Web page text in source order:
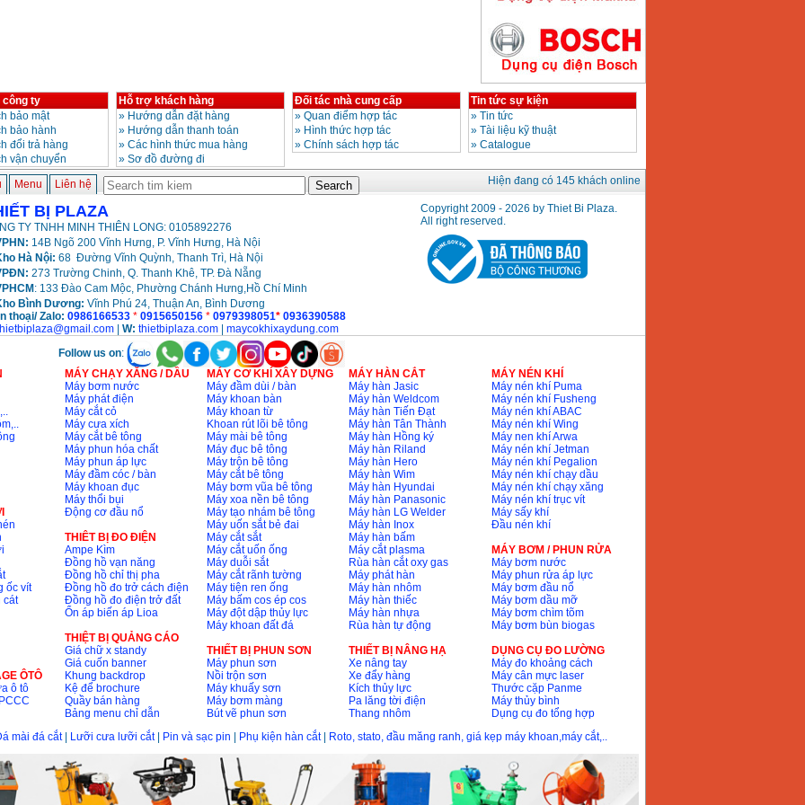
Máy hàn que điện tử
Hồng ký HK200E
Giá
Máy hàn que điện tử
Hồng Ký HK200N
Máy bơm nước
Koshin SEV 50X
công ty
bảo mật
bảo hành
đổi trả hàng
vận chuyển
Hỗ trợ khách hàng
» Hướng dẫn đặt hàng
» Hướng dẫn thanh toán
» Các hình thức mua hàng
» Sơ đồ đường đi
Đối tác nhà cung cấp
» Quan điểm hợp tác
» Hình thức hợp tác
» Chính sách hợp tác
Tin tức sự kiện
» Tin tức
» Tài liệu kỹ thuật
» Catalogue
Menu Liên hệ Hiện đang có 145 khách online
BỊ PLAZA
TY TNHH MINH THIÊN LONG: 0105892276
14B Ngõ 200 Vĩnh Hưng, P. Vĩnh Hưng, Hà Nội
Hà Nội: 68 Đường Vĩnh Quỳnh, Thanh Trì, Hà Nội
273 Trường Chinh, Q. Thanh Khê, TP. Đà Nẵng
: 133 Đào Cam Mộc, Phường Chánh Hưng,Hồ Chí Minh
Bình Dương: Vĩnh Phú 24, Thuận An, Bình Dương
thoại/ Zalo: 0986166533 * 0915650156* 0979398051* 0936390588
| W: thietbiplaza.com| maycokhixaydung.com
Copyright 2009 - 2026 by Thiet Bi Plaza.
All right reserved.
Follow us on:
ốc vít
cát
ÔTÔ
ô tô
MÁY CHẠY XĂNG / DẦU
Máy bơm nước
Máy phát điện
Máy cắt cỏ
Máy cưa xích
Máy cắt bê tông
Máy phun hóa chất
Máy phun áp lực
Máy đầm cóc / bàn
Máy khoan đục
Máy thổi bụi
Động cơ đầu nổ
THIÊT BỊ ĐO ĐIỆN
Ampe Kìm
Đồng hồ vạn năng
Đồng hồ chỉ thị pha
Đồng hồ đo trở cách điện
Đồng hồ đo điện trở đất
Ổn áp biến áp Lioa
THIỆT BỊ QUẢNG CÁO
Giá chữ x standy
Giá cuốn banner
Khung backdrop
Kệ để brochure
Quầy bán hàng
Bảng menu chỉ dẫn
MÁY CƠ KHÍ XÂY DỰNG
Máy đầm dùi / bàn
Máy khoan bàn
Máy khoan từ
Khoan rút lõi bê tông
Máy mài bê tông
Máy đục bê tông
Máy trộn bê tông
Máy cắt bê tông
Máy bơm vũa bê tông
Máy xoa nền bê tông
Máy tạo nhám bê tông
Máy uốn sắt bẻ đai
Máy cắt sắt
Máy cắt uốn ống
Máy duỗi sắt
Máy cắt rãnh tường
Máy tiện ren ống
Máy bấm cos ép cos
Máy đột dập thủy lực
Máy khoan đất đá
THIẾT BỊ PHUN SƠN
Máy phun sơn
Nồi trộn sơn
Máy khuấy sơn
Máy bơm màng
Bút vẽ phun sơn
MÁY HÀN CẮT
Máy hàn Jasic
Máy hàn Weldcom
Máy hàn Tiến Đạt
Máy hàn Tân Thành
Máy hàn Hồng ký
Máy hàn Riland
Máy hàn Hero
Máy hàn Wim
Máy hàn Hyundai
Máy hàn Panasonic
Máy hàn LG Welder
Máy hàn Inox
Máy hàn bấm
Máy cắt plasma
Rùa hàn cắt oxy gas
Máy phát hàn
Máy hàn nhôm
Máy hàn thiếc
Máy hàn nhựa
Rùa hàn tự động
THIẾT BỊ NÂNG HẠ
Xe nâng tay
Xe đẩy hàng
Kích thủy lực
Pa lăng tời điện
Thang nhôm
MÁY NÉN KHÍ
Máy nén khí Puma
Máy nén khí Fusheng
Máy nén khí ABAC
Máy nén khí Wing
Máy nen khí Arwa
Máy nén khí Jetman
Máy nén khí Pegalion
Máy nén khí chạy dầu
Máy nén khí chạy xăng
Máy nén khí trục vít
Máy sấy khí
Đầu nén khí
MÁY BƠM / PHUN RỬA
Máy bơm nước
Máy phun rửa áp lực
Máy bơm đầu nổ
Máy bơm dầu mỡ
Máy bơm chìm tõm
Máy bơm bùn biogas
DỤNG CỤ ĐO LƯỜNG
Máy đo khoảng cách
Máy cân mực laser
Thước cặp Panme
Máy thủy bình
Dụng cụ đo tổng hợp
mài đá cắt| Lưỡi cưa lưỡi cắt| Pin và sạc pin Phụ kiện hàn cắt| Roto, stato, đầu măng ranh, giá kẹp máy khoan,máy cắt,..